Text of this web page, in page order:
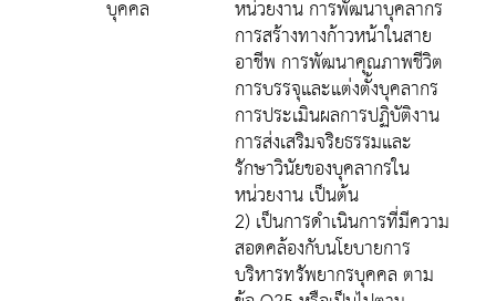
บุคคล หน่วยงาน การพัฒนาบุคลากร
การสร้างทางก้าวหน้าในสาย
อาชีพ การพัฒนาคุณภาพชีวิต
การบรรจุและแต่งตั้งบุคลากร
การประเมินผลการปฏิบัติงาน
การส่งเสริมจริยธรรมและ
รักษาวินัยของบุคลากรใน
หน่วยงาน เป็นต้น
2) เป็นการดำเนินการที่มีความ
สอดคล้องกับนโยบายการ
บริหารทรัพยากรบุคคล ตาม